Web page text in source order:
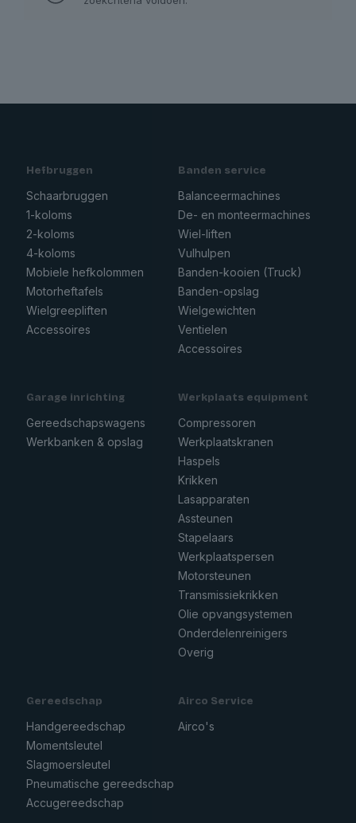
Hefbruggen
Schaarbruggen
1-koloms
2-koloms
4-koloms
Mobiele hefkolommen
Motorheftafels
Wielgreepliften
Accessoires
Banden service
Balanceermachines
De- en monteermachines
Wiel-liften
Vulhulpen
Banden-kooien (Truck)
Banden-opslag
Wielgewichten
Ventielen
Accessoires
Garage inrichting
Gereedschapswagens
Werkbanken & opslag
Werkplaats equipment
Compressoren
Werkplaatskranen
Haspels
Krikken
Lasapparaten
Assteunen
Stapelaars
Werkplaatspersen
Motorsteunen
Transmissiekrikken
Olie opvangsystemen
Onderdelenreinigers
Overig
Gereedschap
Handgereedschap
Momentsleutel
Slagmoersleutel
Pneumatische gereedschap
Accugereedschap
Airco Service
Airco's